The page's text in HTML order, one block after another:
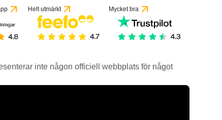
Helt utmärkt Mycket bra
inte någon officiell webbplats för något